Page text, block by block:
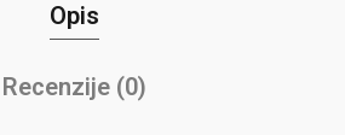
Opis
Recenzije (0)